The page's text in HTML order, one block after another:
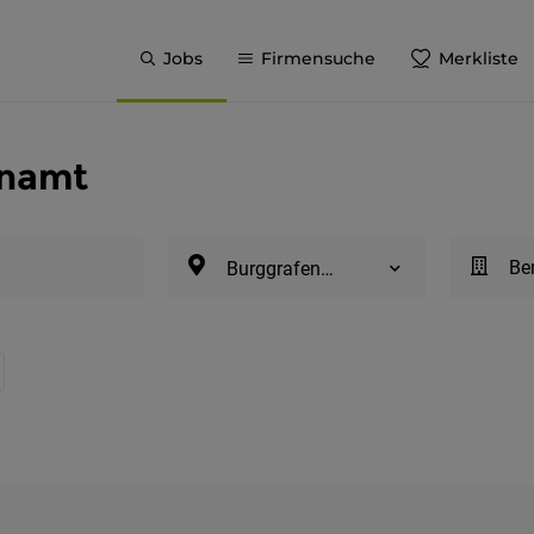
Jobs Firmensuche Merkliste
Burggrafenamt